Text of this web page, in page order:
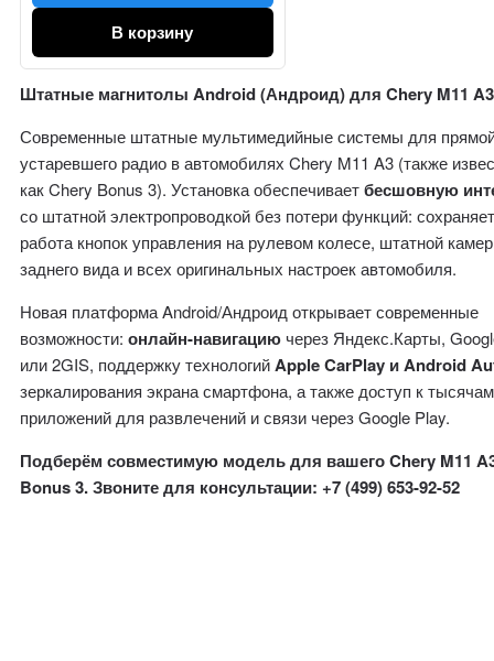
В корзину
Штатные магнитолы Android (Андроид) для Chery M11 A3
Современные штатные мультимедийные системы для
устаревшего радио в автомобилях Chery M11 A3 (также
как Chery Bonus 3). Установка обеспечиваетбесшовную
со штатной электропроводкой без потери функций:
работа кнопок управления на рулевом колесе, штатной
заднего вида и всех оригинальных настроек автомобиля.
Новая платформа Android/Андроид открывает современные
возможности:онлайн-навигацию через Яндекс.Карты,
или 2GIS, поддержку технологийApple CarPlay и Android
зеркалирования экрана смартфона, а также доступ к тысячам
приложений для развлечений и связи через Google Play.
Подберём совместимую модель для вашего Chery M11
Bonus 3. Звоните для консультации: +7 (499) 653-92-52